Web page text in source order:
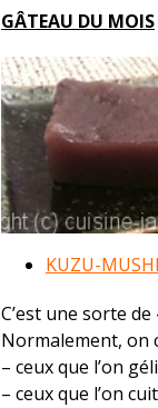
GÂTEAU DU MOIS
KUZU-
C’est une sorte de
Normalement, on
– ceux que l’on
– ceux que l’on